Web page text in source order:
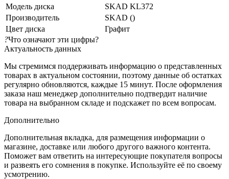
Модель диска
SKAD KL372
Производитель
SKAD ()
Цвет диска
Графит
?Что означают эти цифры?
Актуальность данных
Мы стремимся поддерживать информацию о представленных
товарах в актуальном состоянии, поэтому данные об остатках
регулярно обновляются, каждые 15 минут. После оформления
заказа наш менеджер дополнительно подтвердит наличие
товара на выбранном складе и подскажет по всем вопросам.
Дополнительно
Дополнительная вкладка, для размещения информации о
магазине, доставке или любого другого важного контента.
Поможет вам ответить на интересующие покупателя вопросы
и развеять его сомнения в покупке. Используйте её по своему
усмотрению.